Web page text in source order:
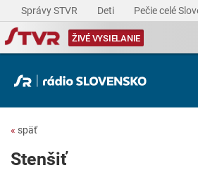
Správy STVR Deti Pečie celé
ŽIVÉ VYSIELANIE
« späť
Stenšiť